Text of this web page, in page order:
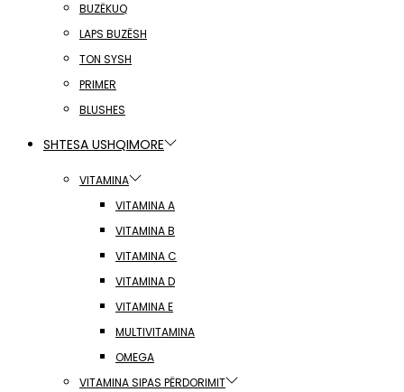
BUZËKUQ
LAPS BUZËSH
TON SYSH
PRIMER
BLUSHES
SHTESA USHQIMORE
VITAMINA
VITAMINA A
VITAMINA B
VITAMINA C
VITAMINA D
VITAMINA E
MULTIVITAMINA
OMEGA
VITAMINA SIPAS PËRDORIMIT